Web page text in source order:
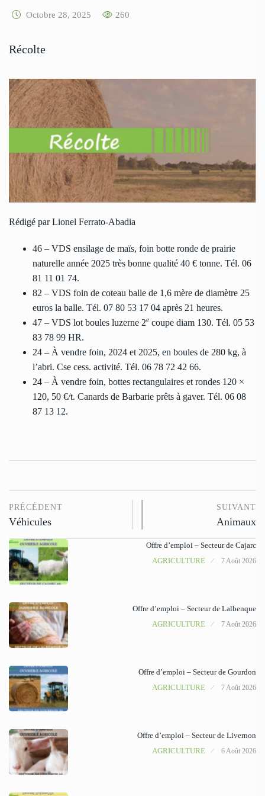
Octobre 28, 2025 260
Récolte
Rédigé par Lionel Ferrato-Abadia
46 – VDS ensilage de maïs, foin botte ronde de prairie
naturelle année 2025 très bonne qualité 40 € tonne. Tél. 06
81 11 01 74.
82 – VDS foin de coteau balle de 1,6 mère de diamètre 25
euros la balle. Tél. 07 80 53 17 04 après 21 heures.
47 – VDS lot boules luzerne 2e coupe diam 130. Tél. 05 53
83 78 99 HR.
24 – À vendre foin, 2024 et 2025, en boules de 280 kg, à
l’abri. Cse cess. activité. Tél. 06 78 72 42 66.
24 – À vendre foin, bottes rectangulaires et rondes 120 ×
120, 50 €/t. Canards de Barbarie prêts à gaver. Tél. 06 08
87 13 12.
PRÉCÉDENT
Véhicules
SUIVANT
Animaux
Offre d’emploi – Secteur de Cajarc
AGRICULTURE
7 Août 2026
Offre d’emploi – Secteur de Lalbenque
AGRICULTURE
7 Août 2026
Offre d’emploi – Secteur de Gourdon
AGRICULTURE
7 Août 2026
Offre d’emploi – Secteur de Livernon
AGRICULTURE
6 Août 2026